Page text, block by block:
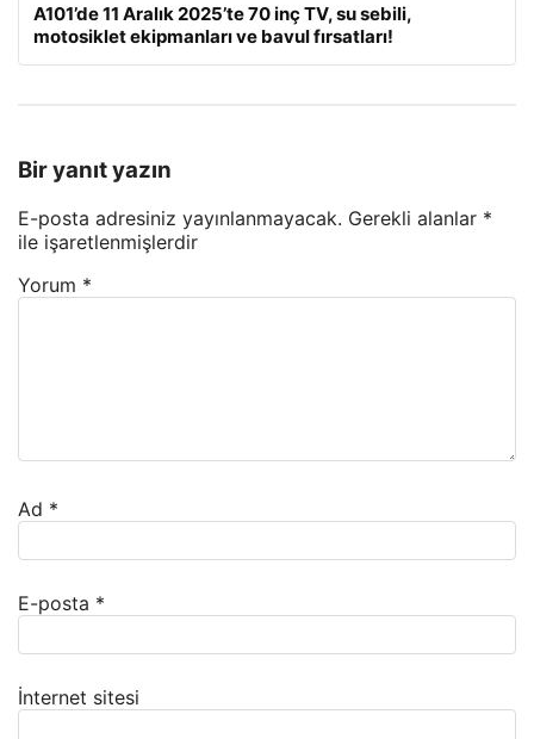
A101’de 11 Aralık 2025’te 70 inç TV, su sebili,
motosiklet ekipmanları ve bavul fırsatları!
Bir yanıt yazın
E-posta adresiniz yayınlanmayacak. Gerekli alanlar *
ile işaretlenmişlerdir
Yorum *
Ad *
E-posta *
İnternet sitesi